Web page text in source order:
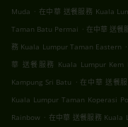
Muda . 在中華 送餐服務 Kuala
Taman Batu Permai . 在中華 送餐
務 Kuala Lumpur Taman Eastern .
華 送餐服務 Kuala Lumpur Kem
Kampung Sri Batu . 在中華 送餐
Kuala Lumpur Taman Koperasi
Rainbow . 在中華 送餐服務